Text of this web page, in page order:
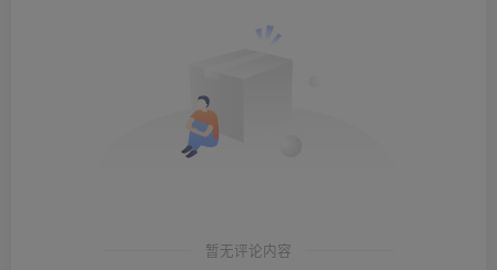
暂无评论内容